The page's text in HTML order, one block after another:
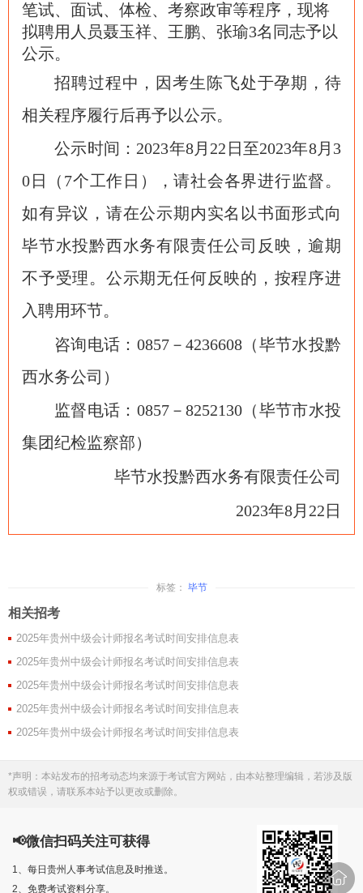
笔试、面试、体检、考察政审等程序，现将
拟聘用人员聂玉祥、王鹏、张瑜3名同志予以
公示。
招聘过程中，因考生陈飞处于孕期，待
相关程序履行后再予以公示。
公示时间：2023年8月22日至2023年8月3
0日（7个工作日），请社会各界进行监督。
如有异议，请在公示期内实名以书面形式向
毕节水投黔西水务有限责任公司反映，逾期
不予受理。公示期无任何反映的，按程序进
入聘用环节。
咨询电话：0857－4236608（毕节水投黔
西水务公司）
监督电话：0857－8252130（毕节市水投
集团纪检监察部）
毕节水投黔西水务有限责任公司
2023年8月22日
标签： 毕节
相关招考
2025年贵州中级会计师报名考试时间安排信息表
2025年贵州中级会计师报名考试时间安排信息表
2025年贵州中级会计师报名考试时间安排信息表
2025年贵州中级会计师报名考试时间安排信息表
2025年贵州中级会计师报名考试时间安排信息表
*声明：本站发布的招考动态均来源于考试官方网站，由本站整理编辑，若涉及版
权或错误，请联系本站予以更改或删除。
📢微信扫码关注可获得
1、每日贵州人事考试信息及时推送。
2、免费考试资料分享。